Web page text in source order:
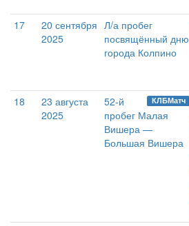
17
20 сентября
2025
Л/а пробег
посвящённый дню
города Колпино
18
23 августа
2025
КЛБМатч
52-й
пробег Малая
Вишера —
Большая Вишера